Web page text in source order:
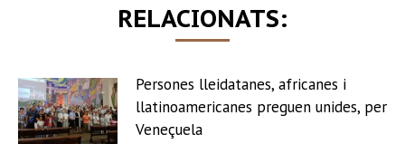
RELACIONATS:
Persones lleidatanes, africanes i
llatinoamericanes preguen unides, per
Veneçuela